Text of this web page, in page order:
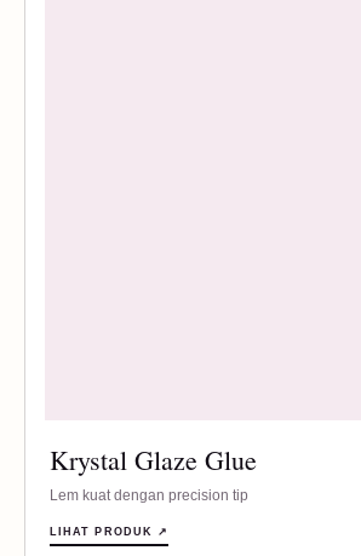
Krystal Glaze Glue
Lem kuat dengan precision tip
LIHAT PRODUK ↗